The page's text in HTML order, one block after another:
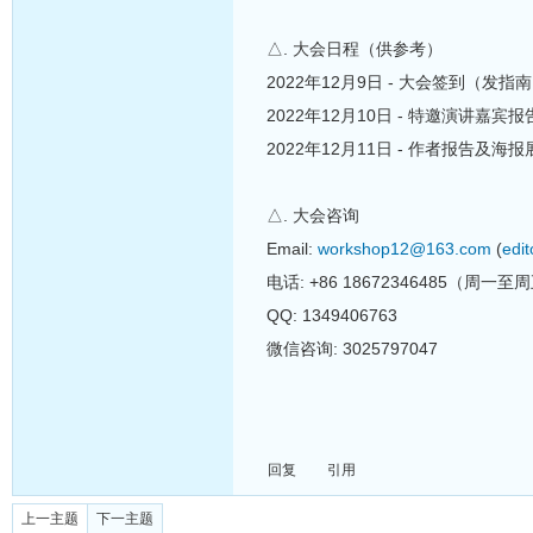
△. 大会日程（供参考）
2022年12月9日 - 大会签到（发指
2022年12月10日 - 特邀演讲嘉宾报
2022年12月11日 - 作者报告及海报
△. 大会咨询
Email: workshop12@163.com (
电话: +86 18672346485（周一至
QQ: 1349406763
微信咨询: 3025797047
回复 引用
上一主题 下一主题